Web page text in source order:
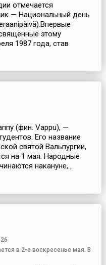
отмечается
— Национальный день
этому
1987 года, став
(фин. Vappu), —
Его название
святой Вальпургии,
на 1 мая. Народные
накануне,...
в 2-е воскресенье мая. В